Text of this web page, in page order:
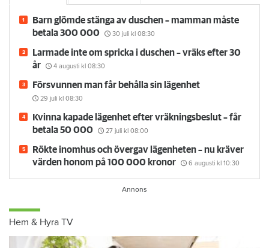
Barn glömde stänga av duschen – mamman måste
betala 300 000
30 juli kl 08:30
Larmade inte om spricka i duschen – vräks efter 30
år
4 augusti kl 08:30
Försvunnen man får behålla sin lägenhet
29 juli kl 08:30
Kvinna kapade lägenhet efter vräkningsbeslut – får
betala 50 000
27 juli kl 08:00
Rökte inomhus och övergav lägenheten – nu kräver
värden honom på 100 000 kronor
6 augusti kl 10:30
Hem & Hyra TV